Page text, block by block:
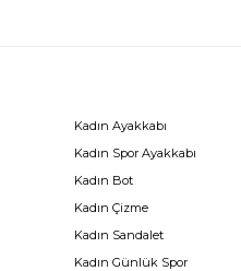
Kadın Ayakkabı
Kadın Spor Ayakkabı
Kadın Bot
Kadın Çizme
Kadın Sandalet
Kadın Günlük Spor